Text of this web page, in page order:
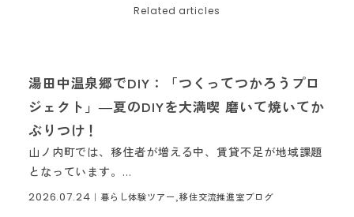
湯田中温泉郷でDIY：「つくってつかろうプロ
ジェクト」―夏のDIYを大満喫 磨いて焼いてか
ぶりつけ！
山ノ内町では、移住者が増える中、賃貸不足が地域課題
となっています。...
2026.07.24 ｜ 暮らし体験ツアー,移住交流推進室ブログ